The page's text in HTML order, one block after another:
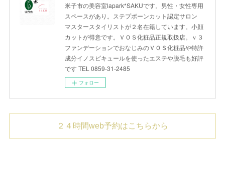
米子市の美容室lapark*SAKUです。男性・女性専用
スペースがあり。ステプボーンカット認定サロン
マスタースタイリストが２名在籍しています。小顔
カットが得意です。ＶＯＳ化粧品正規取扱店。ｖ３
ファンデーションでおなじみのＶＯＳ化粧品や特許
成分イノスピキュールを使ったエステや脱毛も好評
です TEL 0859-31-2485
フォロー
２４時間web予約はこちらから